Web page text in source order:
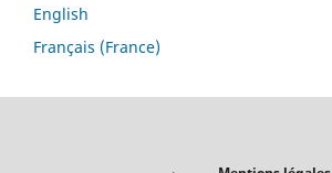
English
Français (France)